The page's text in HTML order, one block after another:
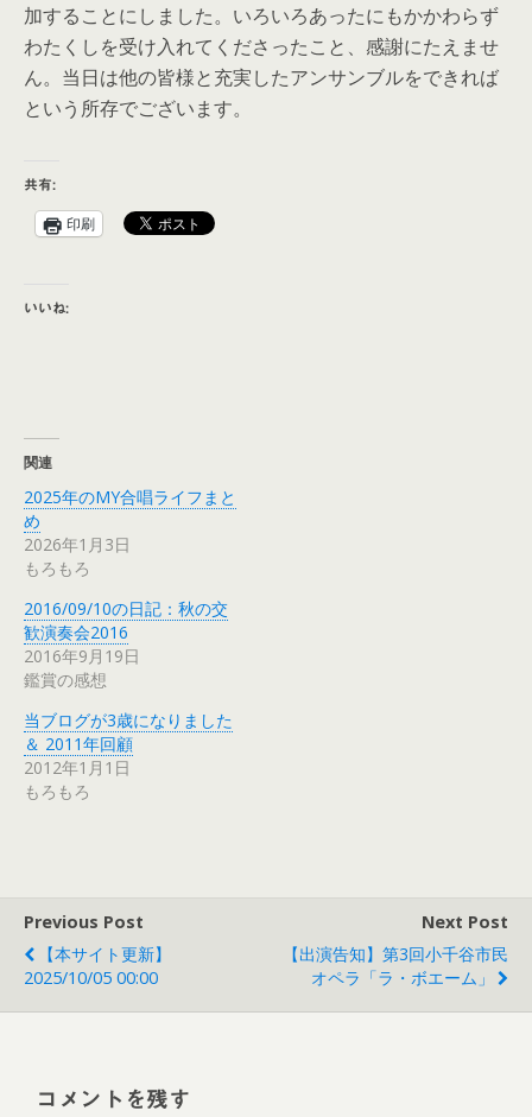
加することにしました。いろいろあったにもかかわらず
わたくしを受け入れてくださったこと、感謝にたえませ
ん。当日は他の皆様と充実したアンサンブルをできれば
という所存でございます。
共有:
印刷
いいね:
関連
2025年のMY合唱ライフまと
め
2026年1月3日
もろもろ
2016/09/10の日記：秋の交
歓演奏会2016
2016年9月19日
鑑賞の感想
当ブログが3歳になりました
＆ 2011年回顧
2012年1月1日
もろもろ
Previous Post
【本サイト更新】
2025/10/05 00:00
Next Post
【出演告知】第3回小千谷市民
オペラ「ラ・ボエーム」
コメントを残す